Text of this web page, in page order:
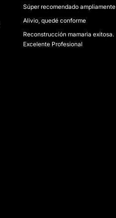
Súper recomendado ampliamente
Alivio, quedé conforme
Reconstrucción mamaria exitosa.
Excelente Profesional